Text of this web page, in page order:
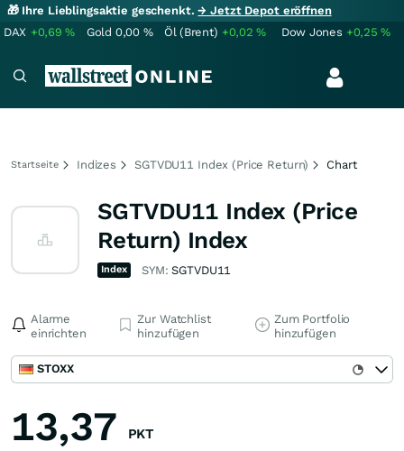
🎁 Ihre Lieblingsaktie geschenkt.→ Jetzt Depot eröffnen
DAX +0,69% Gold 0,00 % Öl (Brent) +0,02% Dow Jones +0,25%
Startseite Indizes SGTVDU11 Index (Price Return) Chart
SGTVDU11 Index (Price
Return) Index
Index SYM:SGTVDU11
Alarme
einrichten
Zur Watchlist
hinzufügen
Zum Portfolio
hinzufügen
STOXX
13,37 PKT